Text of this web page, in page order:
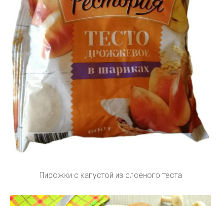
Пирожки с капустой из слоеного теста